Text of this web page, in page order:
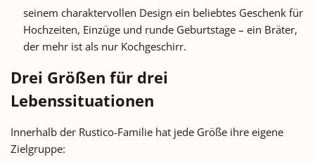
Schmuck verstehen. Zwei Farben
für unterschiedliche Küchenstile
Der Jubiläums-Bräter ist in zwei
Terracotta – die klassische,
naturbelassene Optik des
Naturtons. Wärmt mit erdiger
der unverwechselbaren Tradition
aller Römertopf-Bräter seit 1967.
Schmuck verstehen. Zwei
für unterschiedliche
Der Jubiläums-Bräter ist in
der unverwechselbaren
seinem charaktervollen Design ein beliebtes Geschenk für
Hochzeiten, Einzüge und runde Geburtstage – ein Bräter,
der mehr ist als nur Kochgeschirr.
Drei Größen für drei
Lebenssituationen
Innerhalb der Rustico-Familie hat jede Größe ihre eigene
Zielgruppe: